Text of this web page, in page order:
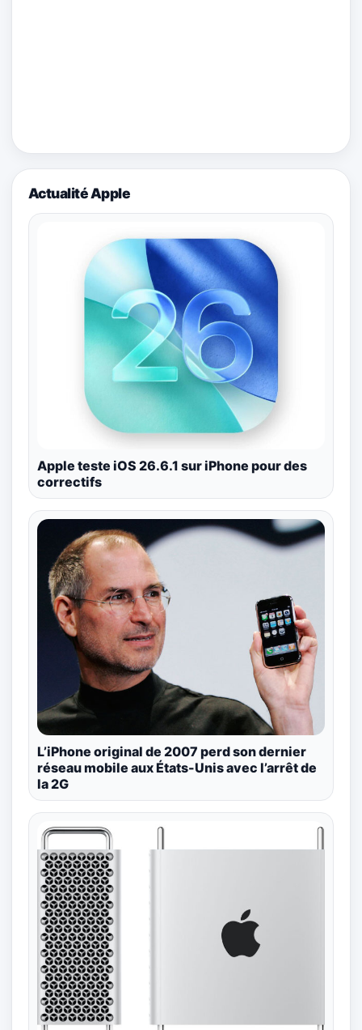
Actualité Apple
Apple teste iOS 26.6.1 sur iPhone pour des
correctifs
L’iPhone original de 2007 perd son dernier
réseau mobile aux États-Unis avec l’arrêt de
la 2G